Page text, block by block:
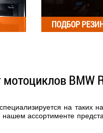
ПОДБОР
BMW
на таких
нашем ассортименте